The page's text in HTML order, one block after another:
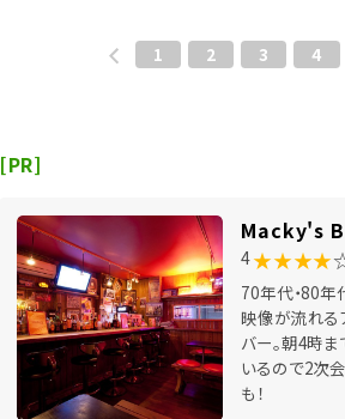
1 2 3 4
[PR]
Macky's
4★★★★
70年代・80年
映像が流れる
バー。朝4時
いるので2次
も！